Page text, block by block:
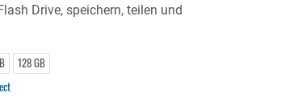
Drive, speichern, teilen und
128 GB